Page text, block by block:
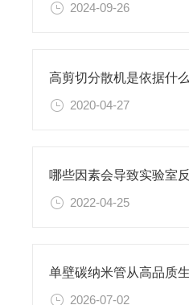
2024-09-26
2020-04-27
2022-04-25
2026-07-02